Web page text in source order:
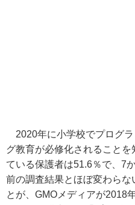
2020年に小学校でプログラ
グ教育が必修化されることを
ている保護者は51.6％で、7
前の調査結果とほぼ変わらな
とが、GMOメディアが2018